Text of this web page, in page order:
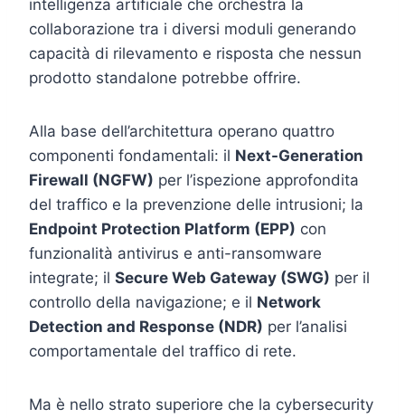
intelligenza artificiale che orchestra la
collaborazione tra i diversi moduli generando
capacità di rilevamento e risposta che nessun
prodotto standalone potrebbe offrire.
Alla base dell’architettura operano quattro
componenti fondamentali: il Next-Generation
Firewall (NGFW) per l’ispezione approfondita
del traffico e la prevenzione delle intrusioni; la
Endpoint Protection Platform (EPP) con
funzionalità antivirus e anti-ransomware
integrate; il Secure Web Gateway (SWG) per il
controllo della navigazione; e il Network
Detection and Response (NDR) per l’analisi
comportamentale del traffico di rete.
Ma è nello strato superiore che la cybersecurity